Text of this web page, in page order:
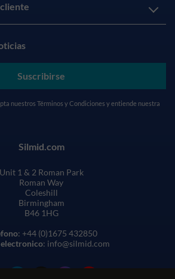
Suscribirse
nuestros Términos y Condiciones y entiende nuestra
Silmid.com
Unit 1 & 2 Roman Park
Roman Way
Coleshill
Birmingham
B46 1HG
: +44 (0)1675 432850
: info@silmid.com